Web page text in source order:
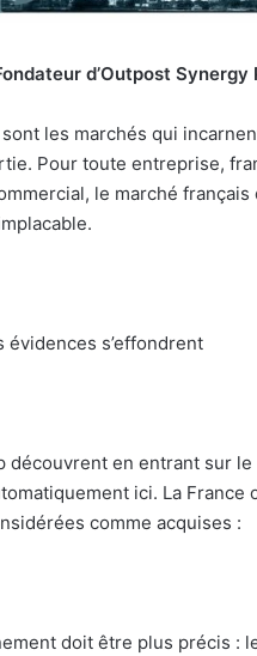
d’Outpost Synergy
les marchés qui
Pour toute entreprise,
le marché
évidences s’effondrent
découvrent en entrant sur
ici. La
comme acquises :
doit être plus précis :